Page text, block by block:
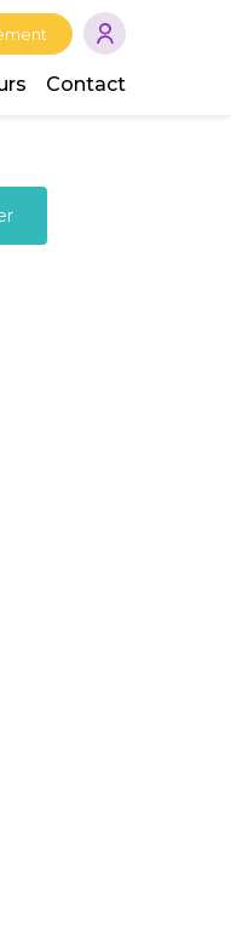
Contact